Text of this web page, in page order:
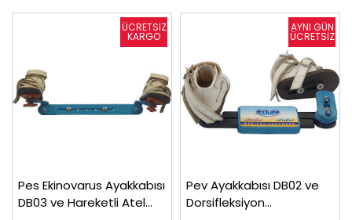
Pes Ekinovarus Ayakkabısı
DB03 ve Hareketli Atel
Pev Ayakkabısı DB02 ve
Dorsifleksiyon